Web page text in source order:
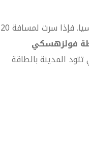
تعتبر منطقة فولغوغراد بوابة لجنوب روسيا. فإذا سرت لمسافة 20
فولزهسكي
تتود المدينة بالطاقة